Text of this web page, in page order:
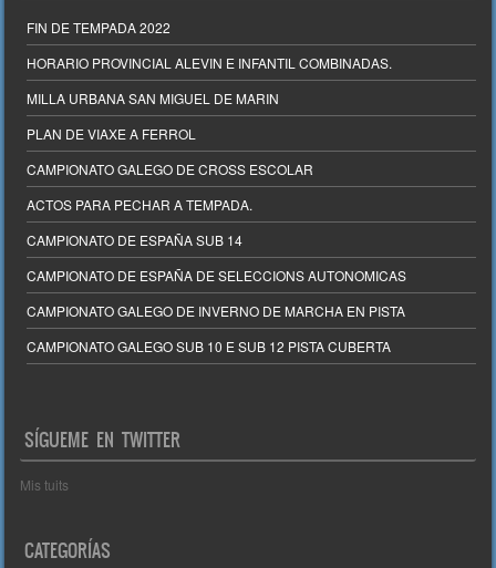
FIN DE TEMPADA 2022
HORARIO PROVINCIAL ALEVIN E INFANTIL COMBINADAS.
MILLA URBANA SAN MIGUEL DE MARIN
PLAN DE VIAXE A FERROL
CAMPIONATO GALEGO DE CROSS ESCOLAR
ACTOS PARA PECHAR A TEMPADA.
CAMPIONATO DE ESPAÑA SUB 14
CAMPIONATO DE ESPAÑA DE SELECCIONS AUTONOMICAS
CAMPIONATO GALEGO DE INVERNO DE MARCHA EN PISTA
CAMPIONATO GALEGO SUB 10 E SUB 12 PISTA CUBERTA
SÍGUEME EN TWITTER
Mis tuits
CATEGORÍAS